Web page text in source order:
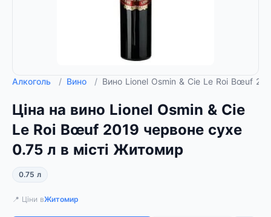
Алкоголь / Вино / Вино Lionel Osmin & Cie Le Roi Bœuf
Ціна на вино Lionel Osmin & Cie
Le Roi Bœuf 2019 червоне сухе
0.75 л в місті Житомир
0.75 л
📍 Ціни вЖитомир